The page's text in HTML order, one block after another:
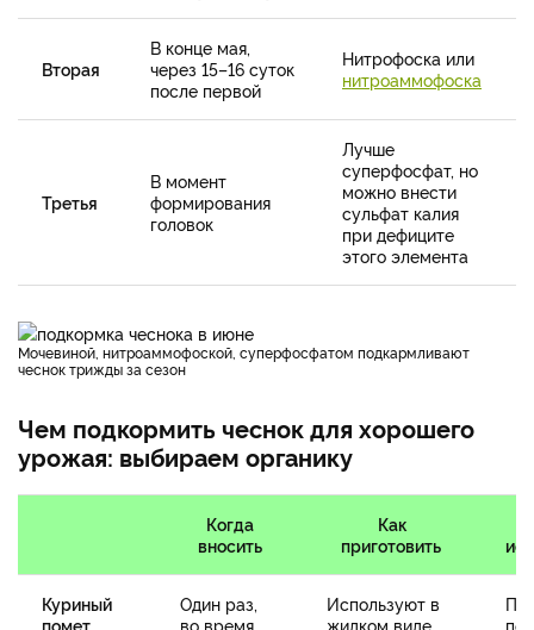
Вторая
В конце мая,
через 15–16 суток
после первой
Нитрофоска или
нитроаммофоска
Третья
В момент
формирования
головок
Лучше
суперфосфат, но
можно внести
сульфат калия
при дефиците
этого элемента
Мочевиной, нитроаммофоской, суперфосфатом подкармливают
чеснок трижды за сезон
Чем подкормить чеснок для хорошего
урожая: выбираем органику
Когда
вносить
Как
приготовить
Куриный
помет
Один раз,
во время
Используют в
жидком виде,